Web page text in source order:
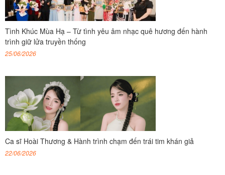
Tình Khúc Mùa Hạ – Từ tình yêu âm nhạc quê hương đến hành
trình giữ lửa truyền thống
25/06/2026
Ca sĩ Hoài Thương & Hành trình chạm đến trái tim khán giả
22/06/2026